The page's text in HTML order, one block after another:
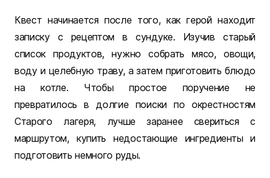
Квест начинается после того, как герой находит
записку с рецептом в сундуке. Изучив старый
список продуктов, нужно собрать мясо, овощи,
воду и целебную траву, а затем приготовить блюдо
на котле. Чтобы простое поручение не
превратилось в долгие поиски по окрестностям
Старого лагеря, лучше заранее свериться с
маршрутом, купить недостающие ингредиенты и
подготовить немного руды.